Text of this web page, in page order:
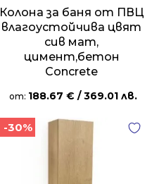
Колона за баня от ПВЦ
влагоустойчива цвят
сив мат,
цимент,бетон
Concrete
от: 188.67 € / 369.01 лв.
-30%